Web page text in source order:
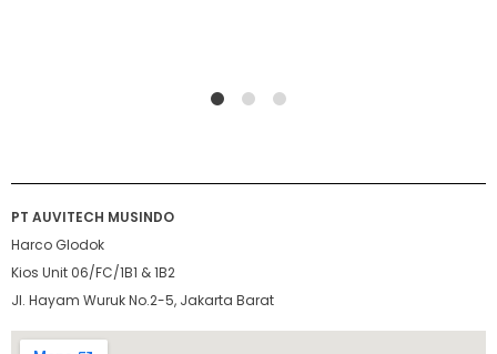
PT AUVITECH MUSINDO
Harco Glodok
Kios Unit 06/FC/1B1 & 1B2
Jl. Hayam Wuruk No.2-5, Jakarta Barat